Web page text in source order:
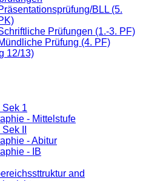
BLL (5.
Prüfungen (1.-3. PF)
Prüfung (4. PF)
12/13)
1
- Mittelstufe
II
- Abitur
- IB
and